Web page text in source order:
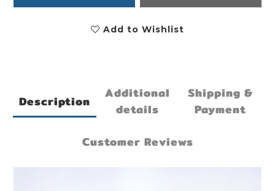
Add to Wishlist
Description
Additional
details
Shipping &
Payment
Customer Reviews